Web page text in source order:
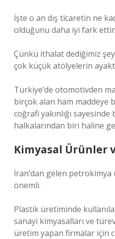
İşte o an dış ticaretin ne
olduğunu daha iyi fark
Çünkü ithalat dediğimiz
çok küçük atölyelerin
Türkiye’de otomotivden
birçok alan ham maddeye
coğrafi yakınlığı
halkalarından biri haline
Kimyasal Ürünler
İran’dan gelen
önemli.
Plastik üretiminde
sanayi kimyasalları ve
üretim yapan firmalar için